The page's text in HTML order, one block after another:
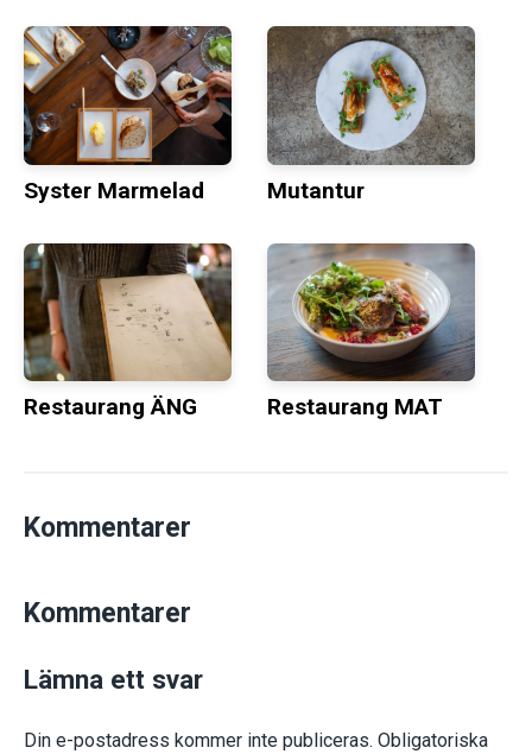
Syster Marmelad Mutantur
Restaurang ÄNG Restaurang MAT
Kommentarer
Kommentarer
Lämna ett svar
Din e-postadress kommer inte publiceras. Obligatoriska